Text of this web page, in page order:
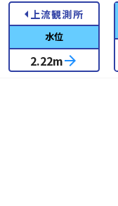
arrow_left上流観測所
水位
2.22marrow_forward